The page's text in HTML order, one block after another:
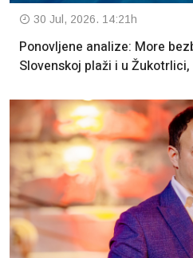
30 Jul, 2026. 14:21h
Ponovljene analize: More
Slovenskoj plaži i u